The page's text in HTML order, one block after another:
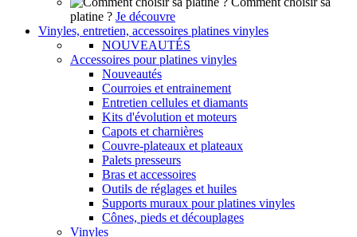
platine ? Je découvre
Vinyles, entretien, accessoires platines vinyles
NOUVEAUTÉS
Accessoires pour platines vinyles
Nouveautés
Courroies et entrainement
Entretien cellules et diamants
Kits d'évolution et moteurs
Capots et charnières
Couvre-plateaux et plateaux
Palets presseurs
Bras et accessoires
Outils de réglages et huiles
Supports muraux pour platines vinyles
Cônes, pieds et découplages
Vinyles